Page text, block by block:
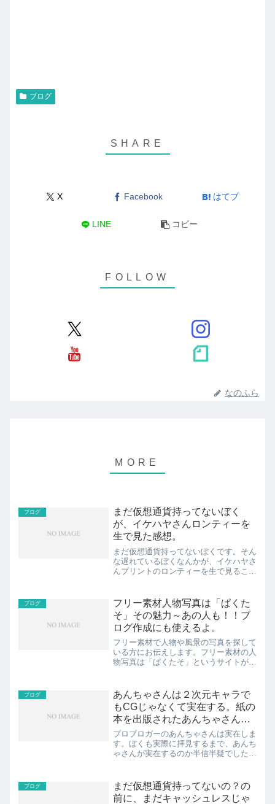
ブログ
X Facebook はてブ
LINE コピー
なのふら
ブログ
まだ仮想通貨持ってないぼく
が、イケハヤさんロンティーを
生で見た感想。
まだ仮想通貨持ってないぼくです。そん
な遅れているぼくなんかが、イケハヤさ
んプリントのロンティーを生で見ること
シュールでした。その感想と写真を共有
します。見出し1.まだ仮...
ブログ
フリー素材人物写真は「ぱくた
そ」その魅力～あの人も！！ブ
ログ作成にも使えるよ。
フリー素材で人物や風景の写真を探して
いる方にお伝えします。フリー素材の人
物写真は「ぱくたそ」というサイトがお
出し1.フリー素材人物ぱくたそ魅力①会
員登録、費用なし2.フ...
ブログ
あんちゃさんは２次元キャラで
もCGじゃなくて実在する。紙の
本を出版されたあんちゃさんが
オフ会参加
プロブロガーのあんちゃさんは実在しま
す。ぼくも実際に拝見するまで、あんち
ゃさんが実在するのか半信半疑でした
にして、遊ぶように生きる人生戦略 と
いう紙の本を出されたプロブ...
ブログ
まだ仮想通貨持ってないの？の
前に、まだキャッシュレスじゃ